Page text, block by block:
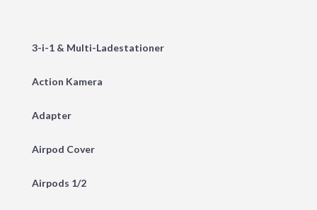
3-i-1 & Multi-Ladestationer
Action Kamera
Adapter
Airpod Cover
Airpods 1/2